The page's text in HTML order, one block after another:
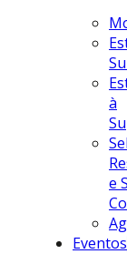
à
e
Eventos